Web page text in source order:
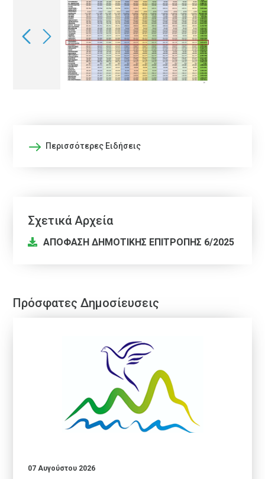
Περισσότερες Ειδήσεις
Σχετικά Αρχεία
ΑΠΟΦΑΣΗ ΔΗΜΟΤΙΚΗΣ ΕΠΙΤΡΟΠΗΣ 6/2025
Πρόσφατες Δημοσίευσεις
07 Αυγούστου 2026